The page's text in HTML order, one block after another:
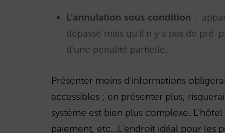
L’annulation sous condition :
dépassé mais qu’il n y a pas de pré-
d’une pénalité partielle.
Présenter moins d’informations
accessibles ; en présenter plus,
système est bien plus complexe.
paiement, etc…L’endroit idéal pour les